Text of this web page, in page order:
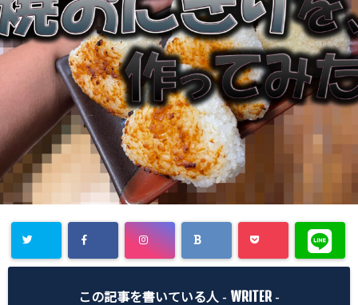
この記事を書いている人 - WRITER -